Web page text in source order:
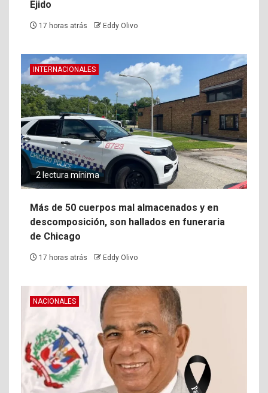
Ejido
17 horas atrás Eddy Olivo
INTERNACIONALES
2 lectura mínima
Más de 50 cuerpos mal almacenados y en
descomposición, son hallados en funeraria
de Chicago
17 horas atrás Eddy Olivo
NACIONALES